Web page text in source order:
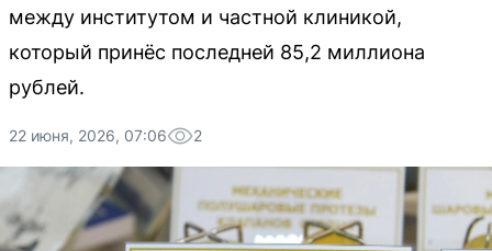
между институтом и частной клиникой,
который принёс последней 85,2 миллиона
рублей.
22 июня, 2026, 07:06 2